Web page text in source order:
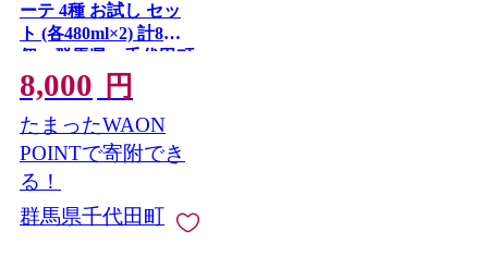
ーテ 4種 お試し セッ
ト (各480ml×2) 計8
個 群馬県 千代田町
〈マルフクケミファ〉
8,000 円
たまったWAON
POINTで寄附でき
る！
群馬県千代田町